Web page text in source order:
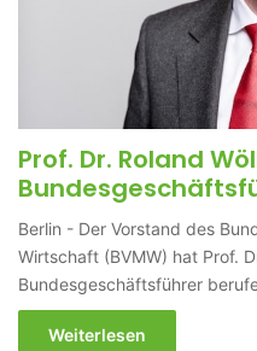
Prof. Dr. Roland
Berlin - Der Vorstand des
Wirtschaft (BVMW) hat Prof.
Bundesgeschäftsführer
Weiterlesen